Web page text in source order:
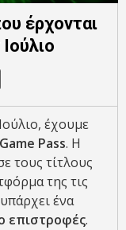
έρχονται
έχουμε
Game Pass. Η
τους τίτλους
της τις
ένα
επιστροφές.